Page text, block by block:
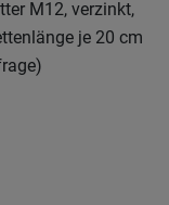
M12, verzinkt,
je 20 cm